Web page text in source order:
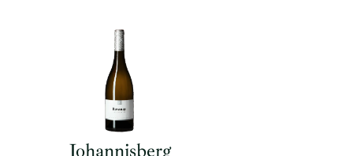
Johannisberg